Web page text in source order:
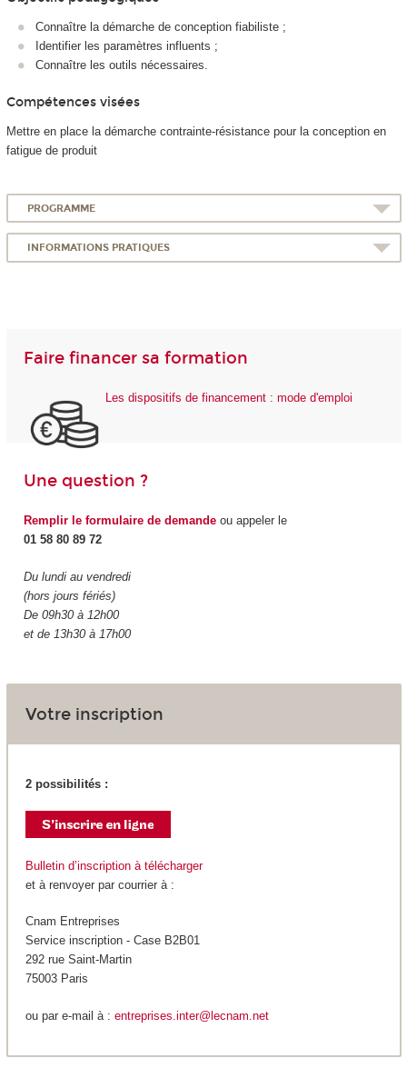
Connaître la démarche de conception fiabiliste ;
Identifier les paramètres influents ;
Connaître les outils nécessaires.
Compétences visées
Mettre en place la démarche contrainte-résistance pour la conception en
fatigue de produit
PROGRAMME
INFORMATIONS PRATIQUES
Faire financer sa formation
Les dispositifs de financement : mode d'emploi
Une question ?
Remplir le formulaire de demandeou appeler le
01 58 80 89 72
Du lundi au vendredi
(hors jours fériés)
De 09h30 à 12h00
et de 13h30 à 17h00
Votre inscription
2 possibilités :
Bulletin d’inscription à télécharger
et à renvoyer par courrier à :
Cnam Entreprises
Service inscription - Case B2B01
292 rue Saint-Martin
75003 Paris
ou par e-mail à : entreprises.inter@lecnam.net